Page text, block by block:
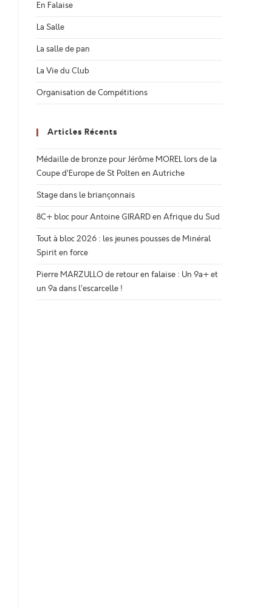
En Falaise
La Salle
La salle de pan
La Vie du Club
Organisation de Compétitions
Articles Récents
Médaille de bronze pour Jérôme MOREL lors de la
Coupe d’Europe de St Polten en Autriche
Stage dans le briançonnais
8C+ bloc pour Antoine GIRARD en Afrique du Sud
Tout à bloc 2026 : les jeunes pousses de Minéral
Spirit en force
Pierre MARZULLO de retour en falaise : Un 9a+ et
un 9a dans l’escarcelle !